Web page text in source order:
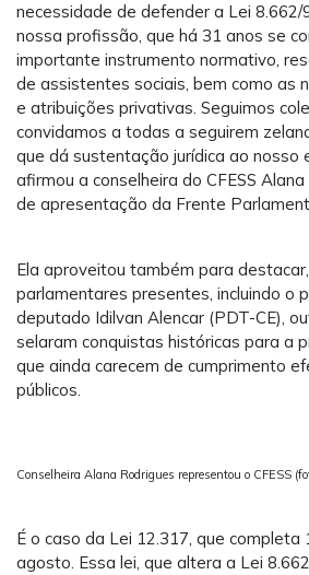
necessidade de defender a Lei 8.662/
nossa profissão, que há 31 anos se
importante instrumento normativo,
de assistentes sociais, bem como as
e atribuições privativas. Seguimos
convidamos a todas a seguirem
que dá sustentação jurídica ao nosso
afirmou a conselheira do CFESS
de apresentação da Frente
Ela aproveitou também para
parlamentares presentes, incluindo o
deputado Idilvan Alencar (PDT-CE),
selaram conquistas históricas para a
que ainda carecem de cumprimento
públicos.
Conselheira Alana Rodrigues representou o CFESS
É o caso da Lei 12.317, que completa
agosto. Essa lei, que altera a Lei